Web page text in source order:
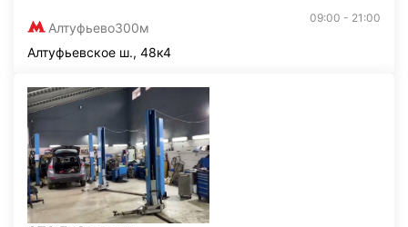
Алтуфьево300м
09:00 - 21:00
Алтуфьевское ш., 48к4